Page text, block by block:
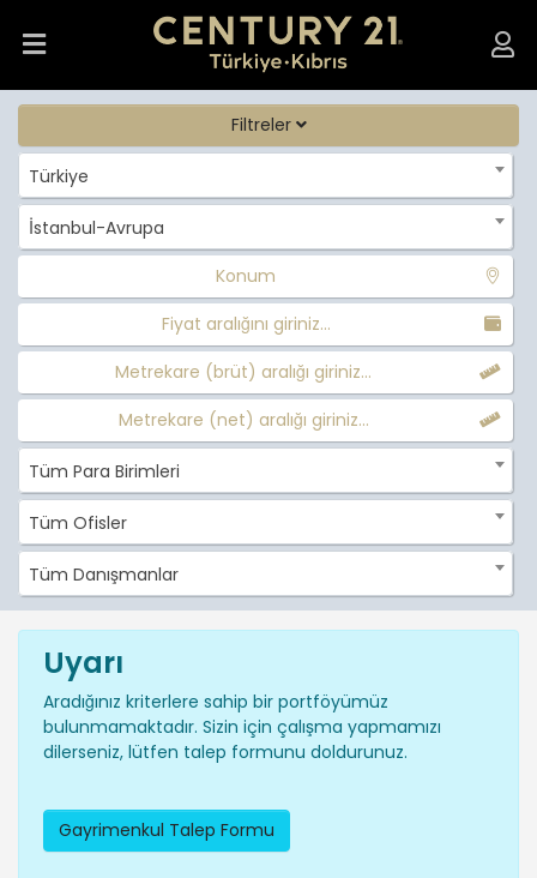
Filtreler
Türkiye
İstanbul-Avrupa
Konum
Fiyat aralığını giriniz...
Metrekare (brüt) aralığı giriniz...
Metrekare (net) aralığı giriniz...
Tüm Para Birimleri
Tüm Ofisler
Tüm Danışmanlar
Uyarı
Aradığınız kriterlere sahip bir portföyümüz
bulunmamaktadır. Sizin için çalışma yapmamızı
dilerseniz, lütfen talep formunu doldurunuz.
Gayrimenkul Talep Formu